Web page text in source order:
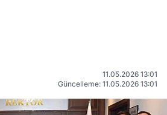
11.05.2026 13:01
Güncelleme: 11.05.2026 13:01